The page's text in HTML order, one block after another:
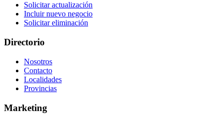
Solicitar actualización
Incluir nuevo negocio
Solicitar eliminación
Directorio
Nosotros
Contacto
Localidades
Provincias
Marketing